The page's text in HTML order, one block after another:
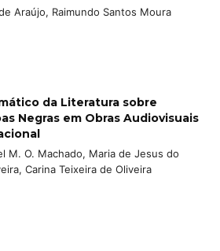
Araújo, Raimundo Santos Moura
da Literatura sobre
Negras em Obras Audiovisuais
M. O. Machado, Maria de Jesus do
Carina Teixeira de Oliveira